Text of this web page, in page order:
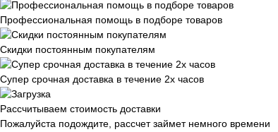
Профессиональная помощь в подборе товаров
Скидки постоянным покупателям
Супер срочная доставка в течение 2х часов
Рассчитываем стоимость доставки
Пожалуйста подождите, рассчет займет немного времени